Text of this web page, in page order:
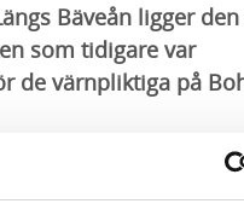
Bäveån ligger
som tidigare var
de värnpliktiga på